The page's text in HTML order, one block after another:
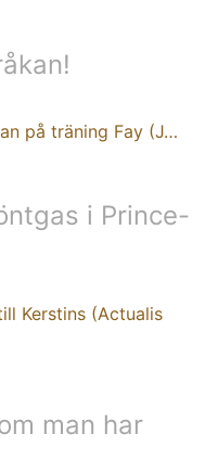
på träning Fay (J…
i Prince-
Kerstins (Actualis
man har